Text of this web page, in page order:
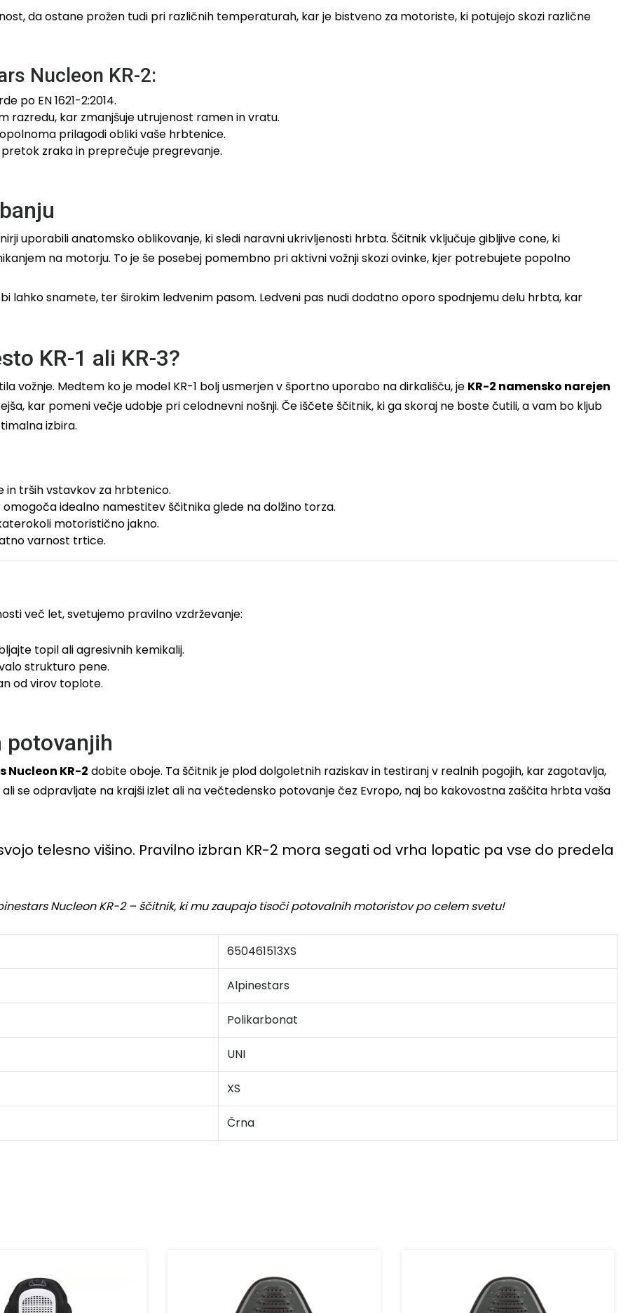
da ostane prožen tudi pri različnih temperaturah, kar je bistveno za motoriste, ki potujejo skozi različne
Nucleon KR-2:
po EN 1621-2:2014.
razredu, kar zmanjšuje utrujenost ramen in vratu.
prilagodi obliki vaše hrbtenice.
zraka in preprečuje pregrevanje.
uporabili anatomsko oblikovanje, ki sledi naravni ukrivljenosti hrbta. Ščitnik vključuje gibljive cone, ki
na motorju. To je še posebej pomembno pri aktivni vožnji skozi ovinke, kjer potrebujete popolno
lahko snamete, ter širokim ledvenim pasom. Ledveni pas nudi dodatno oporo spodnjemu delu hrbta, kar
KR-1 ali KR-3?
vožnje. Medtem ko je model KR-1 bolj usmerjen v športno uporabo na dirkališču, je KR-2 namensko narejen
kar pomeni večje udobje pri celodnevni nošnji. Če iščete ščitnik, ki ga skoraj ne boste čutili, a vam bo kljub
izbira.
trših vstavkov za hrbtenico.
idealno namestitev ščitnika glede na dolžino torza.
motoristično jakno.
varnost trtice.
več let, svetujemo pravilno vzdrževanje:
topil ali agresivnih kemikalij.
strukturo pene.
od virov toplote.
potovanjih
Nucleon KR-2 dobite oboje. Ta ščitnik je plod dolgoletnih raziskav in testiranj v realnih pogojih, kar zagotavlja,
se odpravljate na krajši izlet ali na večtedensko potovanje čez Evropo, naj bo kakovostna zaščita hrbta vaša
telesno višino. Pravilno izbran KR-2 mora segati od vrha lopatic pa vse do predela
Nucleon KR-2 – ščitnik, ki mu zaupajo tisoči potovalnih motoristov po celem svetu!
650461513XS
Alpinestars
Polikarbonat
UNI
XS
Črna